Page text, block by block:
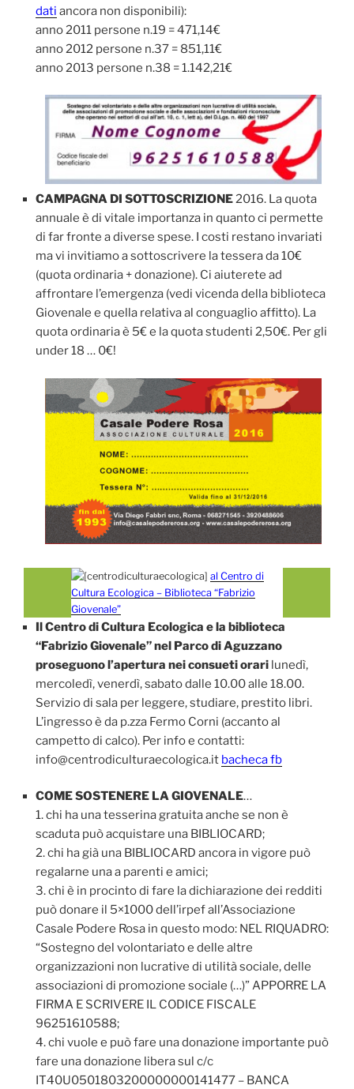
dati ancora non disponibili):
anno 2011 persone n.19 = 471,14€
anno 2012 persone n.37 = 851,11€
anno 2013 persone n.38 = 1.142,21€
CAMPAGNA DI SOTTOSCRIZIONE2016. La quota
annuale è di vitale importanza in quanto ci permette
di far fronte a diverse spese. I costi restano invariati
ma vi invitiamo a sottoscrivere la tessera da 10€
(quota ordinaria + donazione). Ci aiuterete ad
affrontare l’emergenza (vedi vicenda della biblioteca
Giovenale e quella relativa al conguaglio affitto). La
quota ordinaria è 5€ e la quota studenti 2,50€. Per gli
under 18 … 0€!
al Centro di
Cultura Ecologica – Biblioteca “Fabrizio
Giovenale”
Il Centro di Cultura Ecologica e la biblioteca
“Fabrizio Giovenale” nel Parco di Aguzzano
proseguono l’apertura nei consueti orari lunedì,
mercoledì, venerdì, sabato dalle 10.00 alle 18.00.
Servizio di sala per leggere, studiare, prestito libri.
L’ingresso è da p.zza Fermo Corni (accanto al
campetto di calco). Per info e contatti:
info@centrodiculturaecologica.it bacheca fb
COME SOSTENERE LA GIOVENALE…
1. chi ha una tesserina gratuita anche se non è
scaduta può acquistare una BIBLIOCARD;
2. chi ha già una BIBLIOCARD ancora in vigore può
regalarne una a parenti e amici;
3. chi è in procinto di fare la dichiarazione dei redditi
può donare il 5×1000 dell’irpef all’Associazione
Casale Podere Rosa in questo modo: NEL RIQUADRO:
“Sostegno del volontariato e delle altre
organizzazioni non lucrative di utilità sociale, delle
associazioni di promozione sociale (…)” APPORRE LA
FIRMA E SCRIVERE IL CODICE FISCALE
96251610588;
4. chi vuole e può fare una donazione importante può
fare una donazione libera sul c/c
IT40U0501803200000000141477 – BANCA